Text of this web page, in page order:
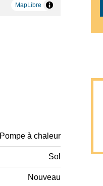
MapLibre
Pompe à chaleur
Sol
Nouveau